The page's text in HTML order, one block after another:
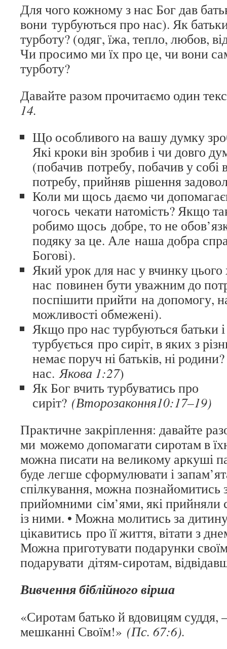
Для чого кожному з нас Бог дав
вони турбуються про нас). Як
турботу? (одяг, їжа, тепло, любов,
Чи просимо ми їх про це, чи вони
турботу?
Давайте разом прочитаємо один
14.
Що особливого на вашу думку
Які кроки він зробив і чи довго
(побачив потребу, побачив у собі
потребу, прийняв рішення
Коли ми щось даємо чи
чогось чекати натомість? Якщо
робимо щось добре, то не
подяку за це. Але наша добра
Богові).
Який урок для нас у вчинку
нас повинен бути уважним до
поспішити прийти на допомогу,
можливості обмежені).
Якщо про нас турбуються батьки і
турбується про сиріт, в яких з
немає поруч ні батьків, ні
нас.Якова 1:27)
Як Бог вчить турбуватись про
сиріт? (Второзаконня10:17–19)
Практичне закріплення: давайте
ми можемо допомагати сиротам в
можна писати на великому аркуші
буде легше сформулювати і
спілкування, можна познайомитись
прийомними сім’ями, які прийняли
із ними. • Можна молитись за
цікавитись про її життя, вітати з
Можна приготувати подарунки
подарувати дітям-сиротам,
Вивчення біблійного вірша
«Сиротам батько й вдовицям суддя,
мешканні Своїм!» (Пс. 67:6).